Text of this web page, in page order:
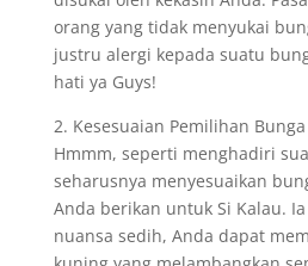
orang yang tidak menyukai
justru alergi kepada suatu
hati ya Guys!
2. Kesesuaian Pemilihan
Hmmm, seperti menghadiri
seharusnya menyesuaikan
Anda berikan untuk Si Kalau.
nuansa sedih, Anda dapat